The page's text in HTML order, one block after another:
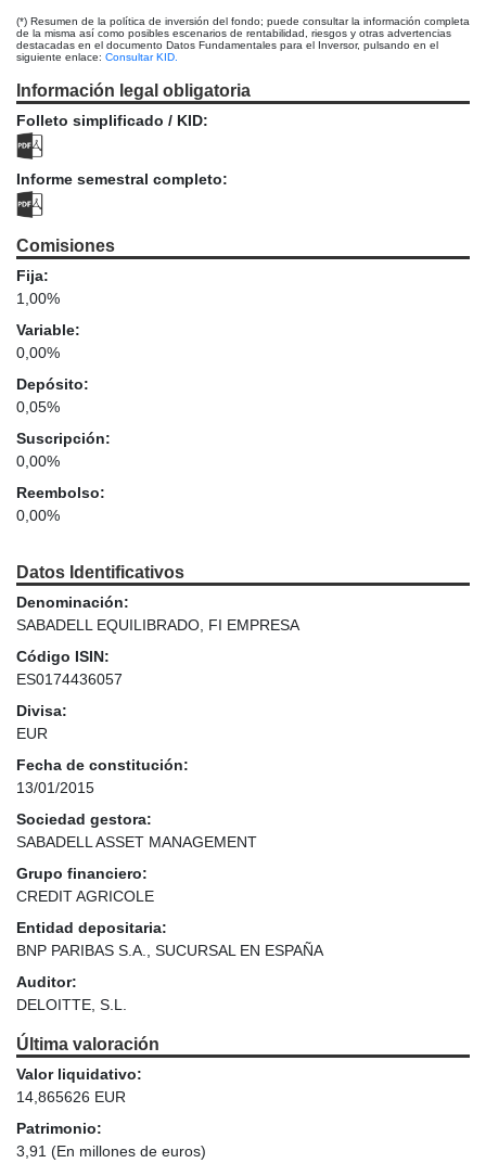
(*) Resumen de la política de inversión del fondo; puede consultar la información completa
de la misma así como posibles escenarios de rentabilidad, riesgos y otras advertencias
destacadas en el documento Datos Fundamentales para el Inversor, pulsando en el
siguiente enlace: Consultar KID.
Información legal obligatoria
Folleto simplificado / KID:
Informe semestral completo:
Comisiones
Fija:
1,00%
Variable:
0,00%
Depósito:
0,05%
Suscripción:
0,00%
Reembolso:
0,00%
Datos Identificativos
Denominación:
SABADELL EQUILIBRADO, FI EMPRESA
Código ISIN:
ES0174436057
Divisa:
EUR
Fecha de constitución:
13/01/2015
Sociedad gestora:
SABADELL ASSET MANAGEMENT
Grupo financiero:
CREDIT AGRICOLE
Entidad depositaria:
BNP PARIBAS S.A., SUCURSAL EN ESPAÑA
Auditor:
DELOITTE, S.L.
Última valoración
Valor liquidativo:
14,865626 EUR
Patrimonio:
3,91 (En millones de euros)